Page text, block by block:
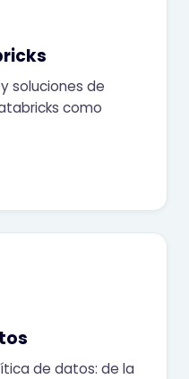
soluciones de
como
de datos: de la